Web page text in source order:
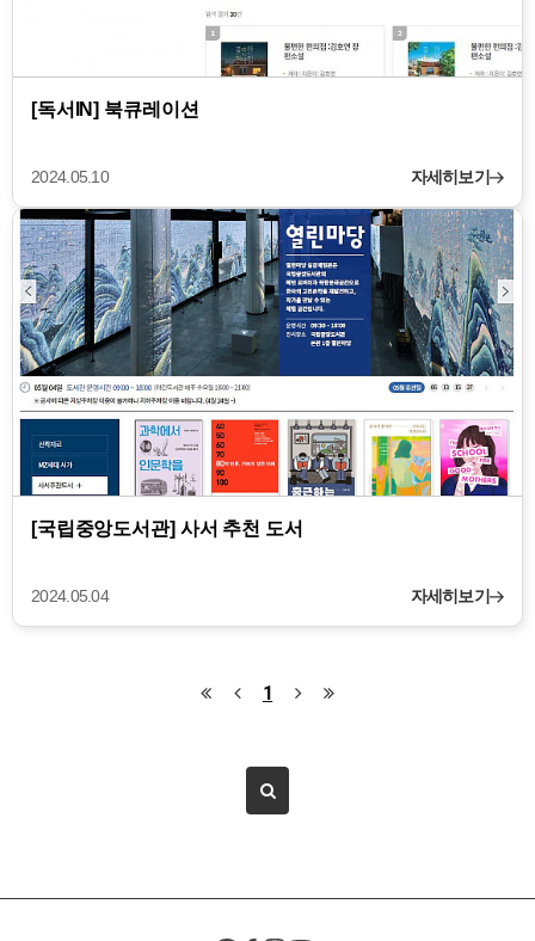
[독서IN] 북큐레이션
2024.05.10 자세히보기
[국립중앙도서관] 사서 추천 도서
2024.05.04 자세히보기
1